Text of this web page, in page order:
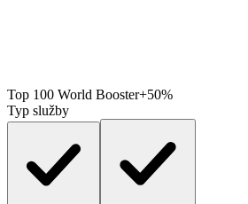
Top 100 World Booster+50%
Typ služby